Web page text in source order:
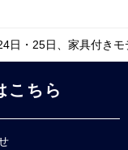
日・25日、家具付き
こちら